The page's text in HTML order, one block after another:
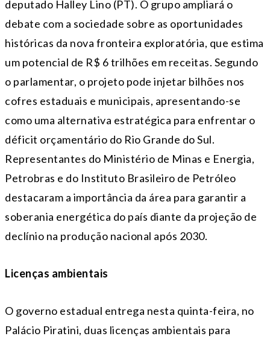
deputado Halley Lino (PT). O grupo ampliará o
debate com a sociedade sobre as oportunidades
históricas da nova fronteira exploratória, que estima
um potencial de R$ 6 trilhões em receitas. Segundo
o parlamentar, o projeto pode injetar bilhões nos
cofres estaduais e municipais, apresentando-se
como uma alternativa estratégica para enfrentar o
déficit orçamentário do Rio Grande do Sul.
Representantes do Ministério de Minas e Energia,
Petrobras e do Instituto Brasileiro de Petróleo
destacaram a importância da área para garantir a
soberania energética do país diante da projeção de
declínio na produção nacional após 2030.
Licenças ambientais
O governo estadual entrega nesta quinta-feira, no
Palácio Piratini, duas licenças ambientais para